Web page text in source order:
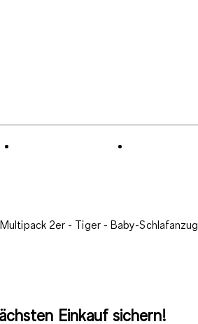
Multipack 2er - Tiger - Baby-Schlafanzug
Einkauf sichern!